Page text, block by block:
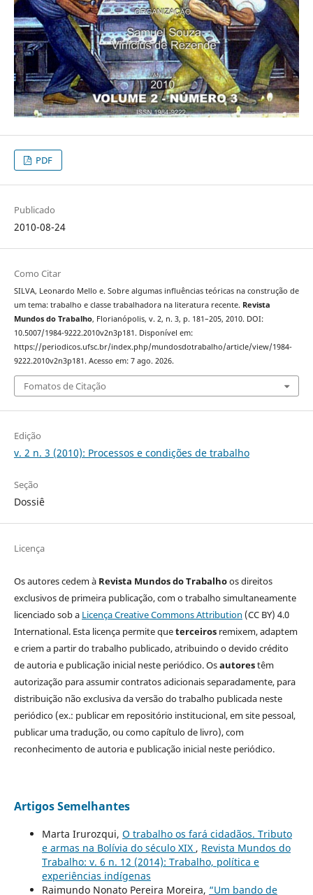
PDF
Publicado
2010-08-24
Como Citar
SILVA, Leonardo Mello e. Sobre algumas influências teóricas na construção de
um tema: trabalho e classe trabalhadora na literatura recente. Revista
Mundos do Trabalho, Florianópolis, v. 2, n. 3, p. 181–205, 2010. DOI:
10.5007/1984-9222.2010v2n3p181. Disponível em:
https://periodicos.ufsc.br/index.php/mundosdotrabalho/article/view/1984-
9222.2010v2n3p181. Acesso em: 7 ago. 2026.
Fomatos de Citação
Edição
v. 2 n. 3 (2010): Processos e condições de trabalho
Seção
Dossiê
Licença
Os autores cedem à Revista Mundos do Trabalhoos direitos
exclusivos de primeira publicação, com o trabalho simultaneamente
licenciado sob a Licença Creative Commons Attribution (CC BY) 4.0
International. Esta licença permite queterceirosremixem, adaptem
e criem a partir do trabalho publicado, atribuindo o devido crédito
de autoria e publicação inicial neste periódico. Osautorestêm
autorização para assumir contratos adicionais separadamente, para
distribuição não exclusiva da versão do trabalho publicada neste
periódico (ex.: publicar em repositório institucional, em site pessoal,
publicar uma tradução, ou como capítulo de livro), com
reconhecimento de autoria e publicação inicial neste periódico.
Artigos Semelhantes
Marta Irurozqui, O trabalho os fará cidadãos. Tributo
e armas na Bolívia do século XIX , Revista Mundos do
Trabalho: v. 6 n. 12 (2014): Trabalho, política e
experiências indígenas
Raimundo Nonato Pereira Moreira, “Um bando de